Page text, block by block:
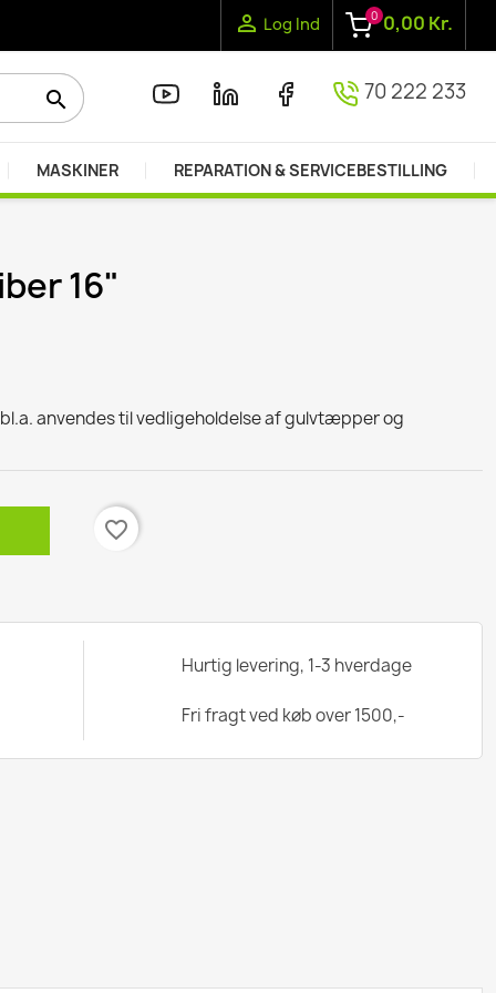
0 0,00 Kr.
 Log Ind
70 222 233
search
MASKINER REPARATION & SERVICEBESTILLING
16"
anvendes til vedligeholdelse af gulvtæpper og
favorite_border
Hurtig levering, 1-3 hverdage
Fri fragt ved køb over 1500,-